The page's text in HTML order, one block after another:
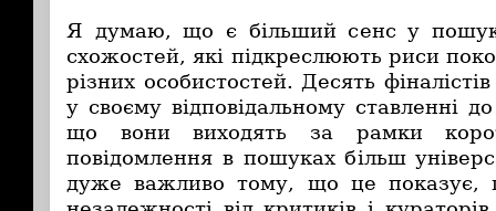
Я думаю, що є більший сенс у
схожостей, які підкреслюють риси
різних особистостей. Десять
у своєму відповідальному ставленні
що вони виходять за рамки
повідомлення в пошуках більш
дуже важливо тому, що це показує,